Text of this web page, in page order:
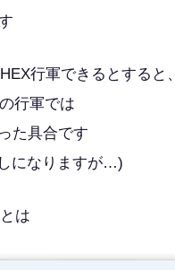
行軍できるとすると、
行軍では
た具合です
になりますが…)
とは